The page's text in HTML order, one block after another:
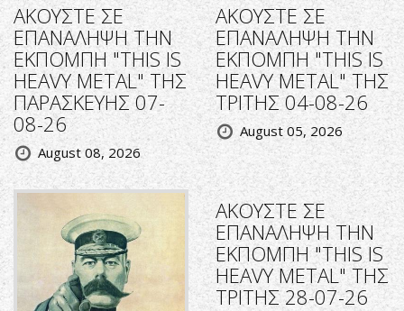
ΑΚΟΥΣΤΕ ΣΕ
ΕΠΑΝΑΛΗΨΗ ΤΗΝ
ΕΚΠΟΜΠΗ "THIS IS
HEAVY METAL" ΤΗΣ
ΠΑΡΑΣΚΕΥΗΣ 07-
08-26
August 08, 2026
ΑΚΟΥΣΤΕ ΣΕ
ΕΠΑΝΑΛΗΨΗ ΤΗΝ
ΕΚΠΟΜΠΗ "THIS IS
HEAVY METAL" ΤΗΣ
ΤΡΙΤΗΣ 04-08-26
August 05, 2026
ΑΚΟΥΣΤΕ ΣΕ
ΕΠΑΝΑΛΗΨΗ ΤΗΝ
ΕΚΠΟΜΠΗ "THIS IS
HEAVY METAL" ΤΗΣ
ΤΡΙΤΗΣ 28-07-26